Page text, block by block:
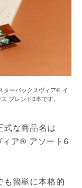
ターバックスヴィア® イ
ブレンド3本です。
式な商品名は
ィア® アソート6
も簡単に本格的